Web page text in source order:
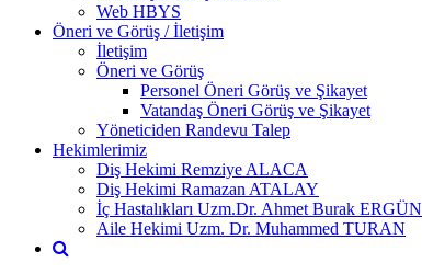
Web HBYS
Öneri ve Görüş / İletişim
İletişim
Öneri ve Görüş
Personel Öneri Görüş ve Şikayet
Vatandaş Öneri Görüş ve Şikayet
Yöneticiden Randevu Talep
Hekimlerimiz
Diş Hekimi Remziye ALACA
Diş Hekimi Ramazan ATALAY
İç Hastalıkları Uzm.Dr. Ahmet Burak ERGÜN
Aile Hekimi Uzm. Dr. Muhammed TURAN